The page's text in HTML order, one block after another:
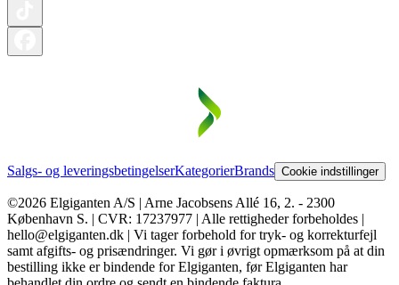
Salgs- og leveringsbetingelserKategorierBrands Cookie indstillinger
©2026 Elgiganten A/S | Arne Jacobsens Allé 16, 2. - 2300
København S. | CVR: 17237977 | Alle rettigheder forbeholdes |
hello@elgiganten.dk | Vi tager forbehold for tryk- og korrekturfejl
samt afgifts- og prisændringer. Vi gør i øvrigt opmærksom på at din
bestilling ikke er bindende for Elgiganten, før Elgiganten har